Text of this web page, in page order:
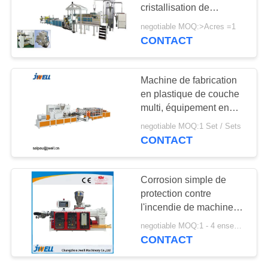
PROPOS
DE
NOUS
D'USINE
CONTRÔLE
DE
QUALITÉ
CONTACTEZ-
NOUS
ligne en plastique
d'extrusion de profil
117
Ligne d'extrusion de
WPC
cristallisation de
boudineuse à vis
d'animal familier de
negotiable MOQ:>Acres =1
CONTACT
Machine de fabrication
en plastique de couche
multi, équipement en
plastique d'extrusion en
carton ondulé
negotiable MOQ:1 Set / Sets
CONTACT
Corrosion simple de
protection contre
l'incendie de machine
de boudineuse à vis de
panneaux de mur anti
negotiable MOQ:1 - 4 ensembles
CONTACT